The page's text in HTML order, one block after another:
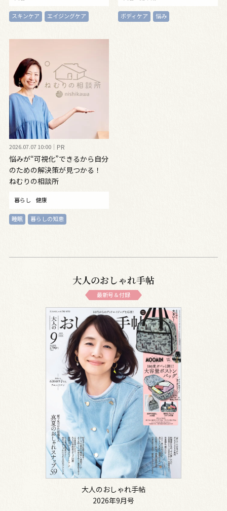
スキンケア エイジングケア ボディケア 悩み
2026.07.07 10:00 PR
悩みが“可視化”できるから自分
のための解決策が見つかる！
ねむりの相談所
暮らし 健康
睡眠 暮らしの知恵
大人のおしゃれ手帖
最新号＆付録
大人のおしゃれ手帖
2026年9月号